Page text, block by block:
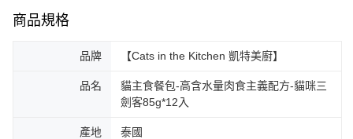
商品規格
品牌 【Cats in the Kitchen 凱特美廚】
品名
貓主食餐包-高含水量肉食主義配方-貓咪三
劍客85g*12入
產地 泰國